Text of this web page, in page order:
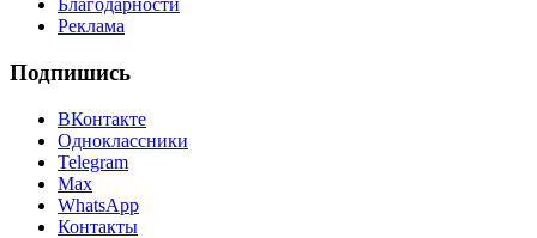
Благодарности
Реклама
Подпишись
ВКонтакте
Одноклассники
Telegram
Max
WhatsApp
Контакты